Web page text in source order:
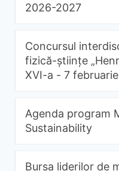
2026-2027
Concursul
fizică-științe
XVI-a - 7
Agenda program
Sustainability
Bursa liderilor de